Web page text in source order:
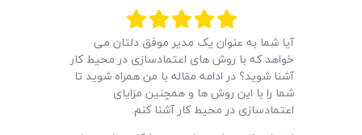
آیا شما به عنوان یک مدیر موفق دلتان می
خواهد که با روش های اعتمادسازی در محیط کار
آشنا شوید؟ در ادامه مقاله با من همراه شوید تا
شما را با این روش ها و همچنین مزایای
اعتمادسازی در محیط کار آشنا کنم.